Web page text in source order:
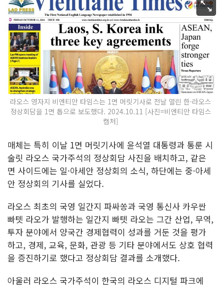
라오스 영자지 비엔티안 타임스는 1면 머릿기사로 전날 열린 한·라오스
정상회담을 1면 톱으로 보도했다. 2024.10.11 [사진=비엔티안 타임스
캡처]
매체는 특히 이날 1면 머릿기사에 윤석열 대통령과 통룬 시
술릿 라오스 국가주석의 정상회담 사진을 배치하고, 같은
면 사이드에는 일·아세안 정상회의 소식, 하단에는 중·아세
안 정상회의 기사를 실었다.
라오스 최초의 국영 일간지 파싸쏭과 국영 통신사 카우싼
빠텟 라오가 발행하는 일간지 빠텟 라오는 그간 산업, 무역,
투자 분야에서 양국간 경제협력이 성과를 거둔 것을 평가
하고, 경제, 교육, 문화, 관광 등 기타 분야에서도 상호 협력
을 증진하기로 했다고 정상회담 결과를 소개했다.
아울러 라오스 국가주석이 한국의 라오스 디지털 파크에